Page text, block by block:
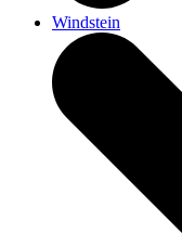
Windstein